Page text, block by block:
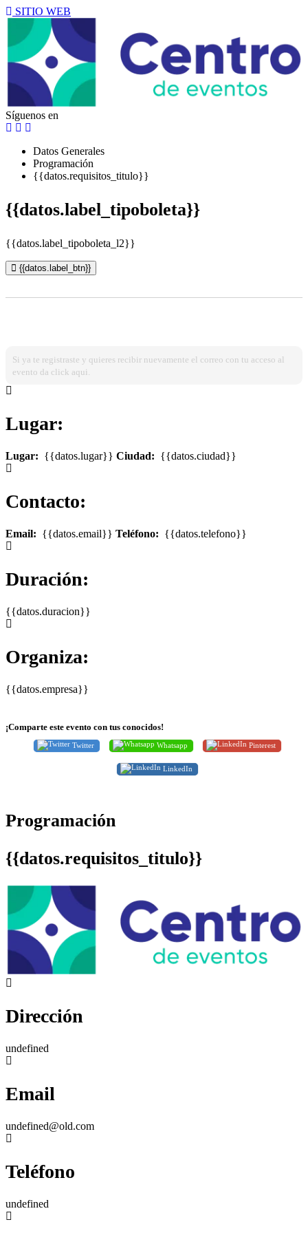
SITIO WEB
Síguenos en
Datos Generales
Programación
{{datos.requisitos_titulo}}
{{datos.label_tipoboleta}}
{{datos.label_tipoboleta_l2}}
{{datos.label_btn}}
Si ya te registraste y quieres recibir nuevamente el correo con tu acceso al
evento da click aqui.
Lugar:
Lugar: {{datos.lugar}} Ciudad: {{datos.ciudad}}
Contacto:
Email: {{datos.email}} Teléfono: {{datos.telefono}}
Duración:
{{datos.duracion}}
Organiza:
{{datos.empresa}}
¡Comparte este evento con tus conocidos!
Twitter Whatsapp Pinterest
LinkedIn
Programación
{{datos.requisitos_titulo}}
Dirección
undefined
Email
undefined@old.com
Teléfono
undefined